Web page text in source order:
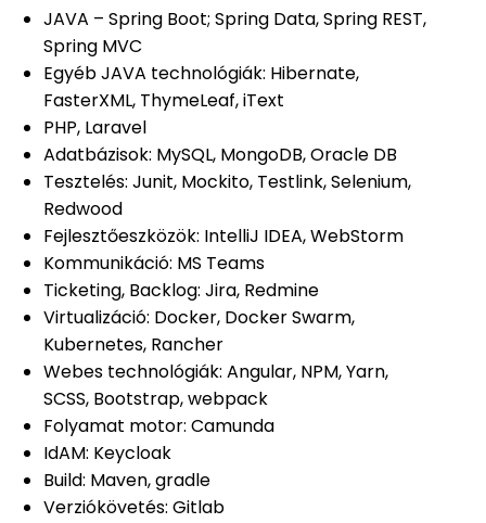
JAVA – Spring Boot; Spring Data, Spring REST,
Spring MVC
Egyéb JAVA technológiák: Hibernate,
FasterXML, ThymeLeaf, iText
PHP, Laravel
Adatbázisok: MySQL, MongoDB, Oracle DB
Tesztelés: Junit, Mockito, Testlink, Selenium,
Redwood
Fejlesztőeszközök: IntelliJ IDEA, WebStorm
Kommunikáció: MS Teams
Ticketing, Backlog: Jira, Redmine
Virtualizáció: Docker, Docker Swarm,
Kubernetes, Rancher
Webes technológiák: Angular, NPM, Yarn,
SCSS, Bootstrap, webpack
Folyamat motor: Camunda
IdAM: Keycloak
Build: Maven, gradle
Verziókövetés: Gitlab